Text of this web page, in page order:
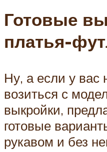
Готовые
платья-
Ну, а если у вас
возиться с
выкройки,
готовые
рукавом и без